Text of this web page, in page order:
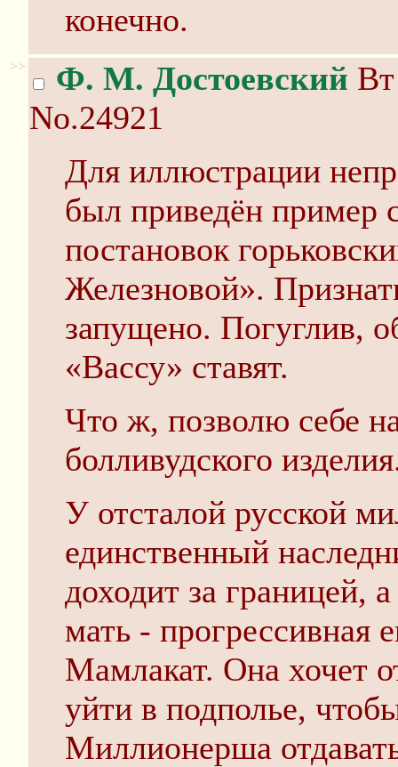
конечно.
>> Ф. М. Достоевский
No.24921
Для иллюстрации
был приведён пример
постановок
Железновой».
запущено. Погуглив,
«Вассу» ставят.
Что ж, позволю себе
болливудского
У отсталой русской
единственный
доходит за границей,
мать - прогрессивная
Мамлакат. Она хочет
уйти в подполье,
Миллионерша